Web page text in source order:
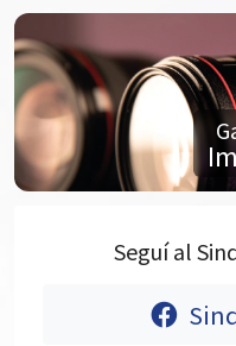
Seguí al